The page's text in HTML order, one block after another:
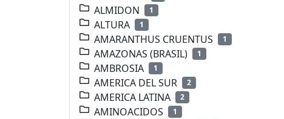
ALMIDON 1
ALTURA 1
AMARANTHUS CRUENTUS 1
AMAZONAS (BRASIL) 1
AMBROSIA 1
AMERICA DEL SUR 2
AMERICA LATINA 2
AMINOACIDOS 1